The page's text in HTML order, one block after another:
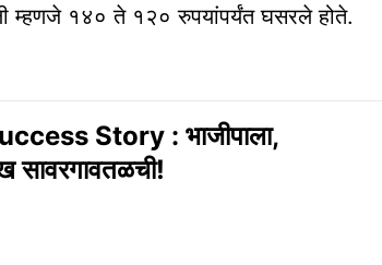
म्हणजे १४० ते १२० रुपयांपर्यंत घसरले होते.
Story : भाजीपाला,
सावरगावतळची!